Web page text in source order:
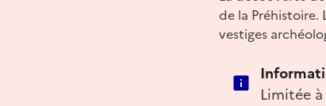
de la Préhistoire.
vestiges
Limitée